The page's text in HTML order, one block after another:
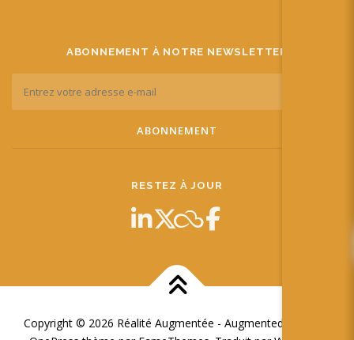
ABONNEMENT À NOTRE NEWSLETTER
RESTEZ À JOUR
Copyright © 2026 Réalité Augmentée - Augmented Reality